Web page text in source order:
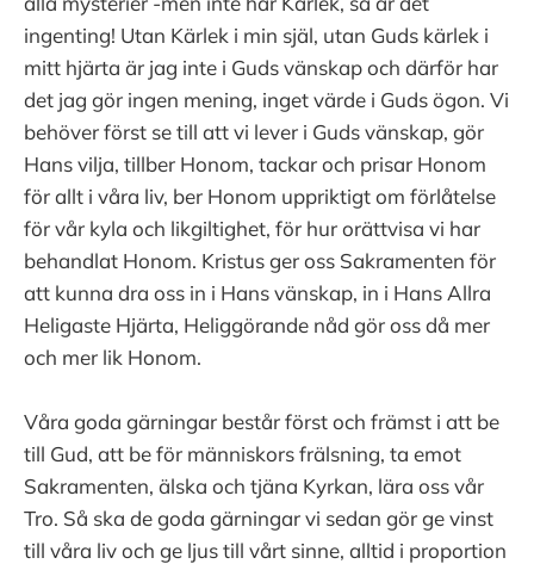
ingenting! Utan Kärlek i min själ, utan Guds kärlek i
mitt hjärta är jag inte i Guds vänskap och därför har
det jag gör ingen mening, inget värde i Guds ögon. Vi
behöver först se till att vi lever i Guds vänskap, gör
Hans vilja, tillber Honom, tackar och prisar Honom
för allt i våra liv, ber Honom uppriktigt om förlåtelse
för vår kyla och likgiltighet, för hur orättvisa vi har
behandlat Honom. Kristus ger oss Sakramenten för
att kunna dra oss in i Hans vänskap, in i Hans Allra
Heligaste Hjärta, Heliggörande nåd gör oss då mer
och mer lik Honom.
Våra goda gärningar består först och främst i att be
till Gud, att be för människors frälsning, ta emot
Sakramenten, älska och tjäna Kyrkan, lära oss vår
Tro. Så ska de goda gärningar vi sedan gör ge vinst
till våra liv och ge ljus till vårt sinne, alltid i proportion